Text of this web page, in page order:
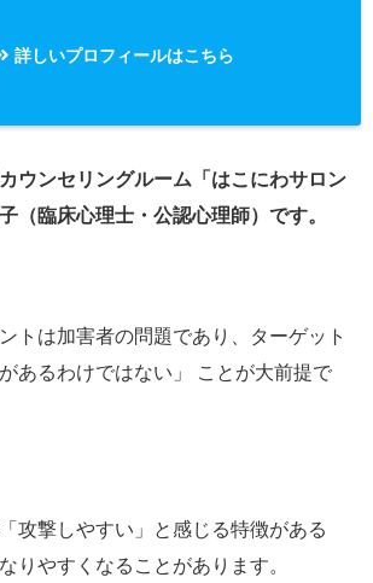
詳しいプロフィールはこちら
ウンセリングルーム「はこにわサロン
（臨床心理士・公認心理師）です。
トは加害者の問題であり、ターゲット
あるわけではない」 ことが大前提で
攻撃しやすい」と感じる特徴がある
りやすくなることがあります。